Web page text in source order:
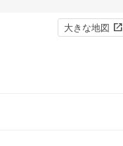
大きな地図